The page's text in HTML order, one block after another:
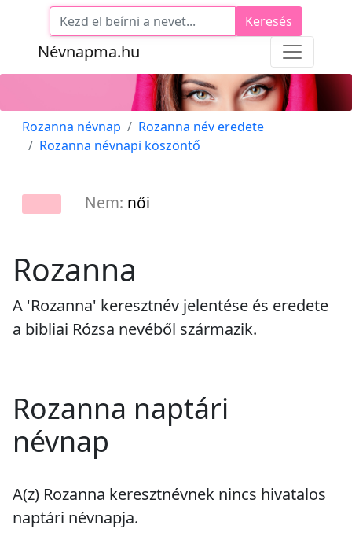
Névnapma.hu
Keresés
Rozanna névnap
Rozanna név eredete
Rozanna névnapi köszöntő
Nem: női
Rozanna
A 'Rozanna' keresztnév jelentése és eredete
a bibliai Rózsa nevéből származik.
Rozanna naptári
névnap
A(z) Rozanna keresztnévnek nincs hivatalos
naptári névnapja.